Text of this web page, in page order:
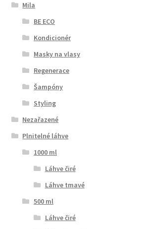
Mila
BE ECO
Kondicionér
Masky na vlasy
Regenerace
Šampóny
Styling
Nezařazené
Plnitelné láhve
1000 ml
Láhve čiré
Láhve tmavé
500 ml
Láhve čiré